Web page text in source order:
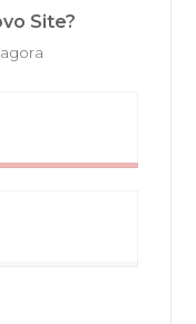
Site?